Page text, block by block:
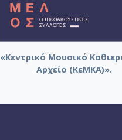
«Κεντρικό Μουσικό
Αρχείο (ΚεΜΚΑ)».